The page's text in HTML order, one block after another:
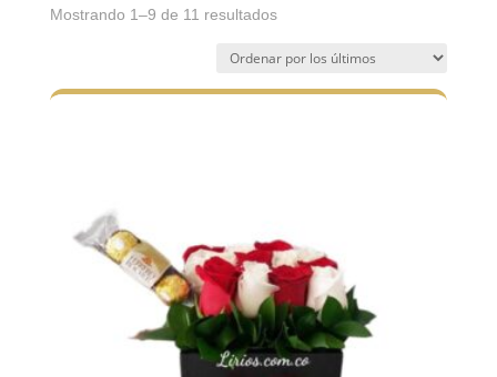
Mostrando 1–9 de 11 resultadosOrdenado
los
últimos